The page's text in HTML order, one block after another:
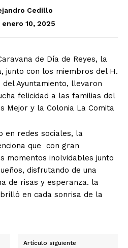
Cedillo
enero 10, 2025
de Día de Reyes, la
junto con los miembros del H.
Ayuntamiento, llevaron
felicidad a las familias del
Mejor y la Colonia La Comita
en redes sociales, la
que con gran
momentos inolvidables junto
disfrutando de una
de risas y esperanza. la
en cada sonrisa de la
Artículo siguiente